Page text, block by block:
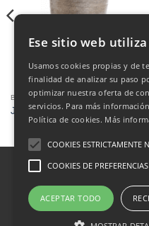
ВАЗЫ
JARRÓN
Aviso legal-Política de
Condiciones
ГЛАВНАЯ ВНУТРИ
Ese sitio web
Usamos cookies propias y de
finalidad de analizar su paso
optimizar nuestra oferta de
servicios. Para más
Política de cookies. Más
COOKIES ESTRICTAMENTE
COOKIES DE PREFERENCIAS
ACEPTAR TODO